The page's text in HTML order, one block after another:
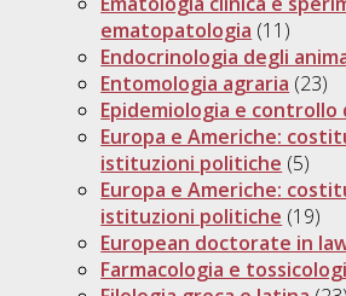
ematopatologia (11)
Endocrinologia degli
Entomologia agraria (23)
Epidemiologia e controllo
Europa e Americhe:
istituzioni politiche (5)
Europa e Americhe:
istituzioni politiche (19)
European doctorate in
Farmacologia e